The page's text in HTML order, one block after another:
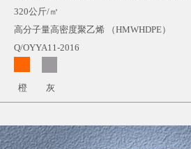
320公斤/㎡
高分子量高密度聚乙烯 （HMWHDPE）
Q/OYYA11-2016
橙
灰